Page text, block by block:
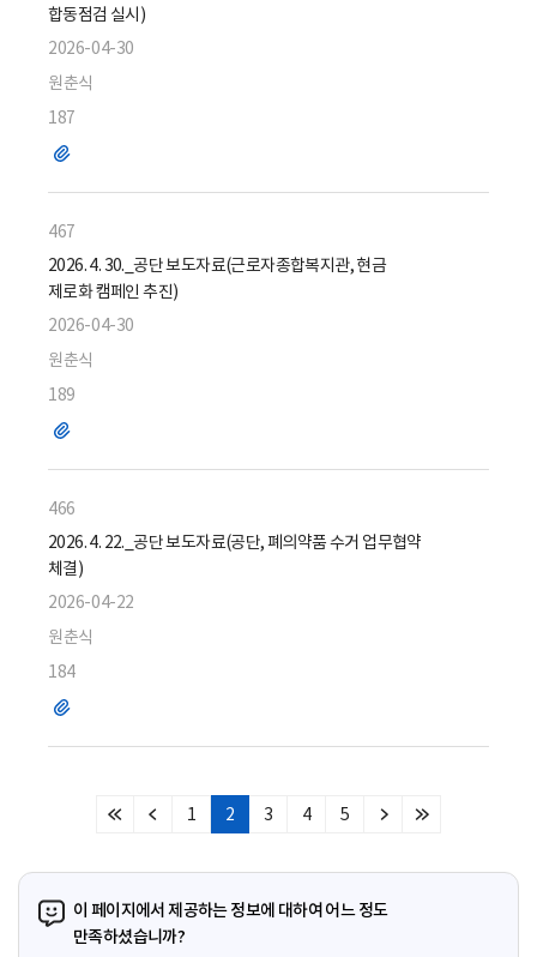
합동점검 실시)
2026-04-30
원춘식
187
파
467
2026. 4. 30._공단 보도자료(근로자종합복지관, 현금
제로화 캠페인 추진)
2026-04-30
원춘식
189
파
466
2026. 4. 22._공단 보도자료(공단, 폐의약품 수거 업무협약
체결)
2026-04-22
원춘식
184
파
처
페
이
지
이
페
이
지
1 2 3 4 5
다
페
이
마
막
이 페이지에서 제공하는 정보에 대하여 어느 정도
만족하셨습니까?